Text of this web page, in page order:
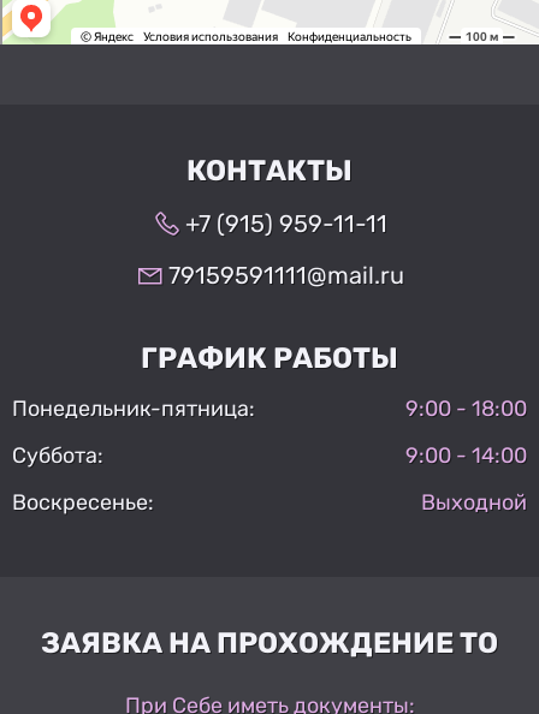
КОНТАКТЫ
+7 (915) 959-11-11
79159591111@mail.ru
ГРАФИК РАБОТЫ
Понедельник-пятница:
9:00 - 18:00
Суббота:
9:00 - 14:00
Воскресенье:
Выходной
ЗАЯВКА НА ПРОХОЖДЕНИЕ ТО
При Себе иметь документы: